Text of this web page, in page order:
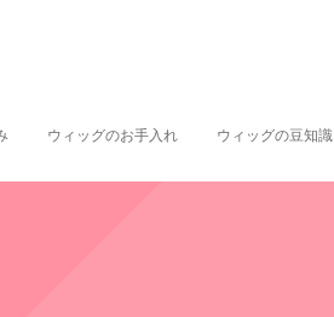
ウィッグのお手入れ ウィッグの豆知識